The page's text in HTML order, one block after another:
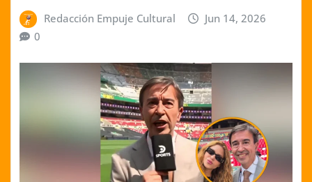
Redacción Empuje Cultural
Jun 14, 2026
0